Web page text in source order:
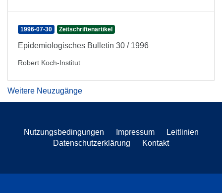
1996-07-30 Zeitschriftenartikel
Epidemiologisches Bulletin 30 / 1996
Robert Koch-Institut
Weitere Neuzugänge
Nutzungsbedingungen Impressum
Leitlinien
Datenschutzerklärung
Kontakt